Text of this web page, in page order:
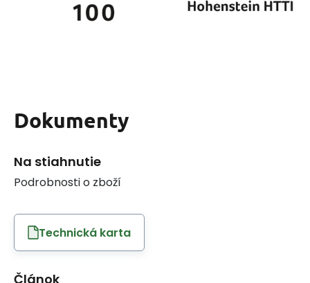
Dokumenty
Na stiahnutie
Podrobnosti o zboží
Technická karta
Článok